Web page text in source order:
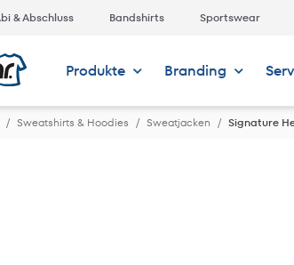
& Abschluss Bandshirts Sportswear
Produkte Branding
Sweatshirts & Hoodies Sweatjacken Signature